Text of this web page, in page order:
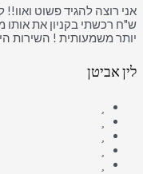
יותר משמעותית ! השירות
לין אביטן